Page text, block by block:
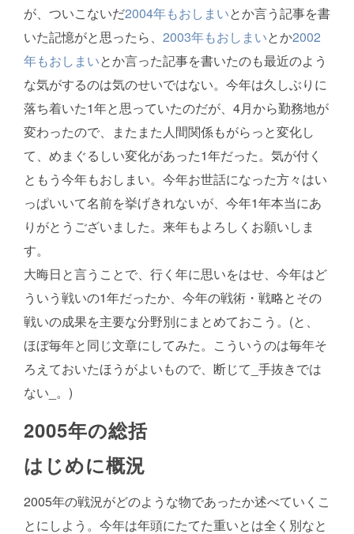
が、ついこないだ2004年もおしまいとか言う記事を書
いた記憶がと思ったら、 2003年もおしまいとか2002
年もおしまいとか言った記事を書いたのも最近のよう
な気がするのは気のせいではない。今年は久しぶりに
落ち着いた1年と思っていたのだが、4月から勤務地が
変わったので、またまた人間関係もがらっと変化し
て、めまぐるしい変化があった1年だった。気が付く
ともう今年もおしまい。今年お世話になった方々はい
っぱいいて名前を挙げきれないが、今年1年本当にあ
りがとうございました。来年もよろしくお願いしま
す。
大晦日と言うことで、行く年に思いをはせ、今年はど
ういう戦いの1年だったか、今年の戦術・戦略とその
戦いの成果を主要な分野別にまとめておこう。(と、
ほぼ毎年と同じ文章にしてみた。こういうのは毎年そ
ろえておいたほうがよいもので、断じて_手抜きでは
ない_。)
2005年の総括
はじめに概況
2005年の戦況がどのような物であったか述べていくこ
とにしよう。今年は年頭にたてた重いとは全く別なと